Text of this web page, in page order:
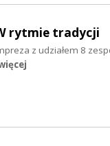
rytmie tradycji
z udziałem 8